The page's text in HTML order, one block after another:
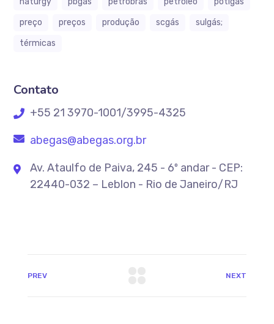
preço
preços produção scgás
sulgás;
térmicas
Contato
+55 21 3970-1001/3995-4325
abegas@abegas.org.br
Av. Ataulfo de Paiva, 245 - 6º andar - CEP:
22440-032 – Leblon - Rio de Janeiro/RJ
PREV NEXT